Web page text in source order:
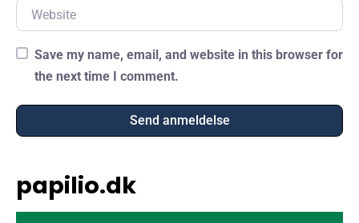
Website
Save my name, email, and website in this browser for
the next time I comment.
papilio.dk